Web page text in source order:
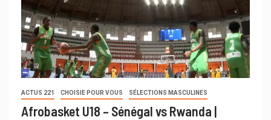
ACTUS 221 CHOISIE POUR VOUS SÉLECTIONS MASCULINES
Afrobasket U18 – Sénégal vs Rwanda |